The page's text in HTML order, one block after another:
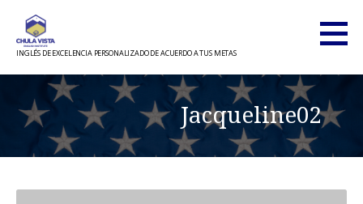
Saltar
contenido
INGLÉS DE EXCELENCIA PERSONALIZADO DE ACUERDO A TUS METAS
Jacqueline02